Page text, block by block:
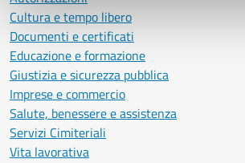
Cultura e tempo libero
Documenti e certificati
Educazione e formazione
Giustizia e sicurezza pubblica
Imprese e commercio
Salute, benessere e assistenza
Servizi Cimiteriali
Vita lavorativa